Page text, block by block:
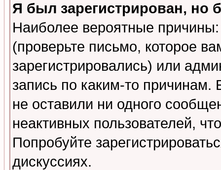
Я был зарегистрирован, но
Наиболее вероятные
(проверьте письмо, которое
зарегистрировались) или
запись по каким-то
не оставили ни одного
неактивных пользователей,
Попробуйте
дискуссиях.